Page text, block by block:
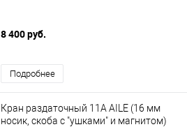
8 400 руб.
Подробнее
Кран раздаточный 11A AILE (16 мм
носик, скоба с "ушками" и магнитом)